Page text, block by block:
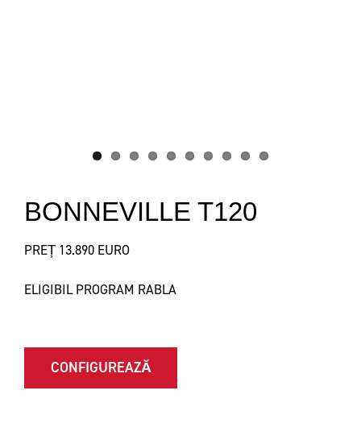
BONNEVILLE T120
PREȚ 13.890 EURO
ELIGIBIL PROGRAM RABLA
CONFIGUREAZĂ